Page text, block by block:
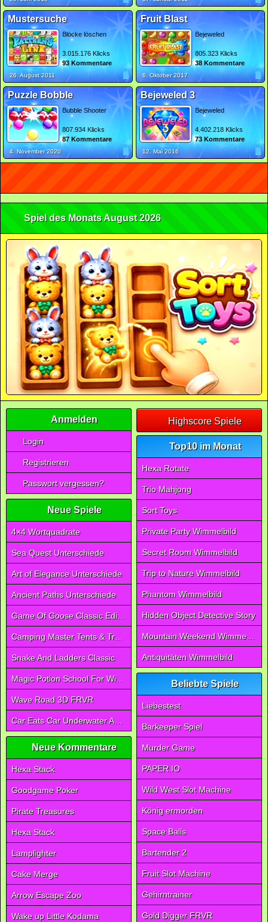
Mustersuche
Blöcke löschen
3.015.176 Klicks
93 Kommentare
26. August 2011
Fruit Blast
Bejeweled
805.323 Klicks
38 Kommentare
6. Oktober 2017
Puzzle Bobble
Bubble Shooter
807.934 Klicks
87 Kommentare
4. November 2020
Bejeweled 3
Bejeweled
4.402.218 Klicks
73 Kommentare
12. Mai 2016
Spiel des Monats August 2026
Anmelden
Login
Registrieren
Passwort vergessen?
Neue Spiele
4×4 Wortquadrate
Sea Quest Unterschiede
Art of Elegance Unterschiede
Ancient Paths Unterschiede
Game Of Goose Classic Edition
Camping Master Tents & Trees
Snake And Ladders Classic
Magic Potion School For Witch
Wave Road 3D FRVR
Car Eats Car Underwater Adventure FRVR
Neue Kommentare
Hexa Stack
Goodgame Poker
Pirate Treasures
Hexa Stack
Lamplighter
Cake Merge
Arrow Escape Zoo
Wake up Little Kodama
Highscore Spiele
Top10 im Monat
Hexa Rotate
Trio Mahjong
Sort Toys
Private Party Wimmelbild
Secret Room Wimmelbild
Trip to Nature Wimmelbild
Phantom Wimmelbild
Hidden Object Detective Story
Mountain Weekend Wimmelbild
Antiquitäten Wimmelbild
Beliebte Spiele
Liebestest
Barkeeper Spiel
Murder Game
PAPER.IO
Wild West Slot Machine
König ermorden
Space Balls
Bartender 2
Fruit Slot Machine
Gehirntrainer
Gold Digger FRVR